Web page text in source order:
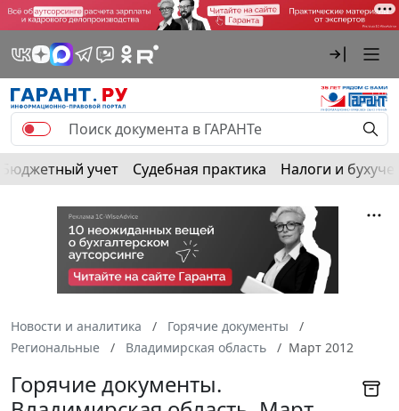
Бюджетный учет Судебная практика Налоги и
Новости и аналитика
Горячие документы
Региональные
Владимирская область Март 2012
Горячие документы.